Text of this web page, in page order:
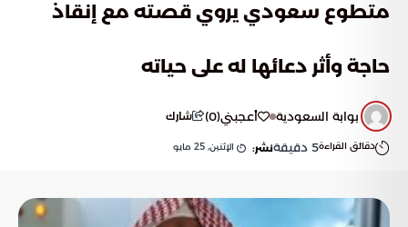
متطوع سعودي يروي قصته مع إنقاذ
حاجة وأثر دعائها له على حياته
بوابة السعودية أعجبني(
0
) شارك
دقائق القراءة5 دقيقةنشر: الإثنين, 25 مايو